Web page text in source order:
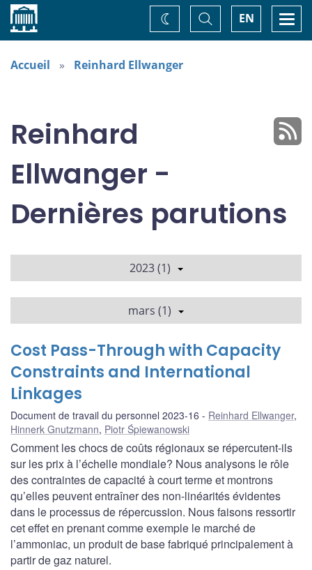
Accueil EN
Basculer
la
recherche
Changez
de
Accueil Reinhard Ellwanger
Reinhard
Ellwanger -
Dernières parutions
2023 (1)
mars (1)
Cost Pass-Through with Capacity
Constraints and International
Linkages
Document de travail du personnel 2023-16 Reinhard Ellwanger,
Hinnerk Gnutzmann, Piotr Śpiewanowski
Comment les chocs de coûts régionaux se répercutent-ils
sur les prix à l’échelle mondiale? Nous analysons le rôle
des contraintes de capacité à court terme et montrons
qu’elles peuvent entraîner des non-linéarités évidentes
dans le processus de répercussion. Nous faisons ressortir
cet effet en prenant comme exemple le marché de
l’ammoniac, un produit de base fabriqué principalement à
partir de gaz naturel.